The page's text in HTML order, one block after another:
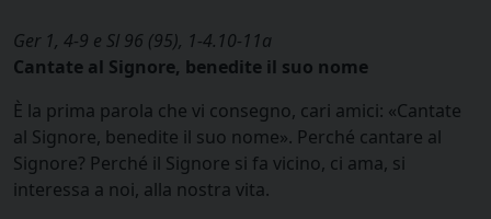
Ger 1, 4-9 e Sl 96 (95), 1-4.10-11a
Cantate al Signore, benedite il suo nome
È la prima parola che vi consegno, cari amici: «Cantate
al Signore, benedite il suo nome». Perché cantare al
Signore? Perché il Signore si fa vicino, ci ama, si
interessa a noi, alla nostra vita.